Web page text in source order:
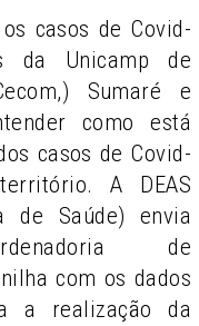
casos de Covid-
da Unicamp de
Sumaré e
como está
casos de Covid-
A DEAS
de Saúde) envia
de
com os dados
a realização da